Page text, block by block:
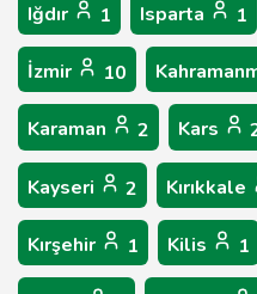
Iğdır 1 Isparta 1
İzmir 10
Karaman 2 Kars
Kayseri 2 Kırıkkale
Kırşehir 1 Kilis 1